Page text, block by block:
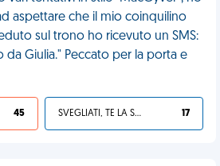
aspettare che il mio coinquilino
sul trono ho ricevuto un SMS:
da Giulia." Peccato per la porta e
45 SVEGLIATI, TE LA SEI CERCATA! 17